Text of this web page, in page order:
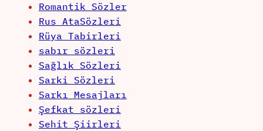
Romantik Sözler
Rus AtaSözleri
Rüya Tabirleri
sabır sözleri
Sağlık Sözleri
Sarki Sözleri
Sarkı Mesajları
Şefkat sözleri
Sehit Şiirleri